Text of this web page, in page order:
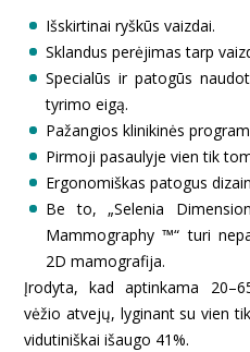
Išskirtinai ryškūs vaizdai.
Sklandus perėjimas tarp
Specialūs ir patogūs
tyrimo eigą.
Pažangios klinikinės
Pirmoji pasaulyje vien tik
Ergonomiškas patogus
Be to, „Selenia
Mammography ™“ turi
2D mamografija.
Įrodyta, kad aptinkama
vėžio atvejų, lyginant su vien
vidutiniškai išaugo 41%.